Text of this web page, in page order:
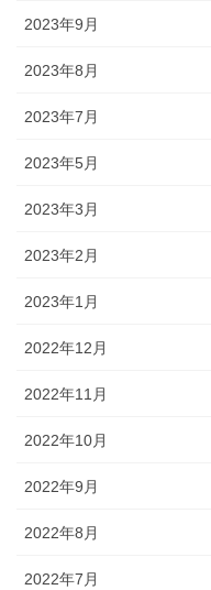
2023年9月
2023年8月
2023年7月
2023年5月
2023年3月
2023年2月
2023年1月
2022年12月
2022年11月
2022年10月
2022年9月
2022年8月
2022年7月